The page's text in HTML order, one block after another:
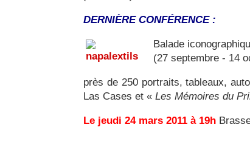
DERNIÈRE CONFÉRENCE :
Balade
(27 septembre - 14
près de 250 portraits, tableaux,
Las Cases et « Les Mémoires du
Le jeudi 24 mars 2011 à 19h